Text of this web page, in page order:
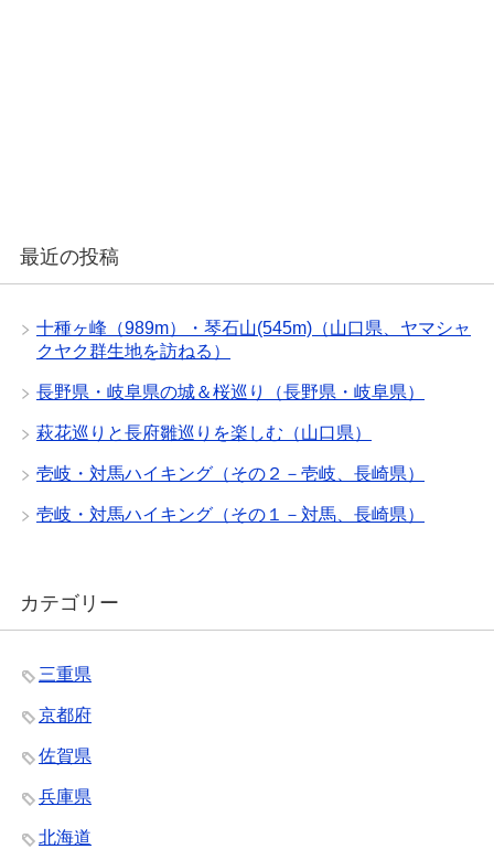
最近の投稿
十種ヶ峰（989m）・琴石山(545m)（山口県、ヤマシャ
クヤク群生地を訪ねる）
長野県・岐阜県の城＆桜巡り（長野県・岐阜県）
萩花巡りと長府雛巡りを楽しむ（山口県）
壱岐・対馬ハイキング（その２－壱岐、長崎県）
壱岐・対馬ハイキング（その１－対馬、長崎県）
カテゴリー
三重県
京都府
佐賀県
兵庫県
北海道